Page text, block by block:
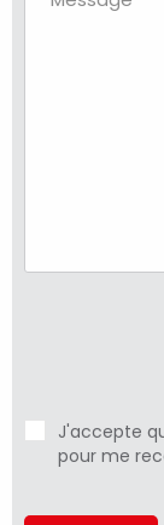
J'accepte
pour me